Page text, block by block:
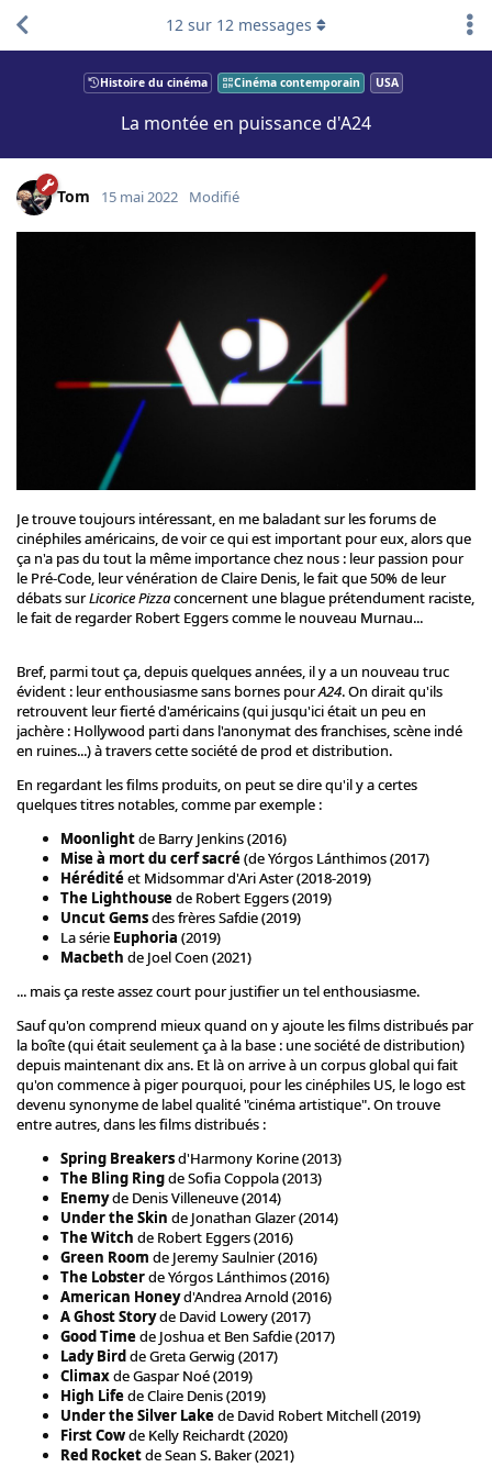
Histoire du cinéma Cinéma contemporain USA
La montée en puissance d'A24
12 sur 12 messages
Tom 15 mai 2022 Modifié
Je trouve toujours intéressant, en me baladant sur les forums de
cinéphiles américains, de voir ce qui est important pour eux, alors que
ça n'a pas du tout la même importance chez nous : leur passion pour
le Pré-Code, leur vénération de Claire Denis, le fait que 50% de leur
débats surLicorice Pizzaconcernent une blague prétendument raciste,
le fait de regarder Robert Eggers comme le nouveau Murnau...
Bref, parmi tout ça, depuis quelques années, il y a un nouveau truc
évident : leur enthousiasme sans bornes pourA24. On dirait qu'ils
retrouvent leur fierté d'américains (qui jusqu'ici était un peu en
jachère : Hollywood parti dans l'anonymat des franchises, scène indé
en ruines...) à travers cette société de prod et distribution.
En regardant les films produits, on peut se dire qu'il y a certes
quelques titres notables, comme par exemple :
Moonlightde Barry Jenkins (2016)
Mise à mort du cerf sacré(de Yórgos Lánthimos (2017)
Héréditéet Midsommar d'Ari Aster (2018-2019)
The Lighthousede Robert Eggers (2019)
Uncut Gemsdes frères Safdie (2019)
La série Euphoria (2019)
Macbeth de Joel Coen (2021)
... mais ça reste assez court pour justifier un tel enthousiasme.
Sauf qu'on comprend mieux quand on y ajoute les films distribués par
la boîte (qui était seulement ça à la base : une société de distribution)
depuis maintenant dix ans. Et là on arrive à un corpus global qui fait
qu'on commence à piger pourquoi, pour les cinéphiles US, le logo est
devenu synonyme de label qualité "cinéma artistique". On trouve
entre autres, dans les films distribués :
Spring Breakersd'Harmony Korine (2013)
The Bling Ringde Sofia Coppola (2013)
Enemyde Denis Villeneuve (2014)
Under the Skin de Jonathan Glazer (2014)
The Witch de Robert Eggers (2016)
Green Room de Jeremy Saulnier (2016)
The Lobsterde Yórgos Lánthimos (2016)
American Honeyd'Andrea Arnold (2016)
A Ghost Storyde David Lowery (2017)
Good Timede Joshua et Ben Safdie (2017)
Lady Birdde Greta Gerwig (2017)
Climaxde Gaspar Noé (2019)
High Lifede Claire Denis (2019)
Under the Silver Lakede David Robert Mitchell (2019)
First Cowde Kelly Reichardt (2020)
Red Rocketde Sean S. Baker (2021)